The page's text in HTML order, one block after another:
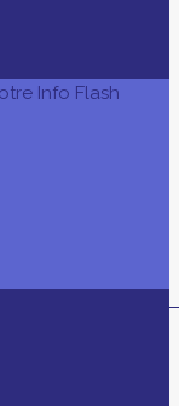
Info Flash